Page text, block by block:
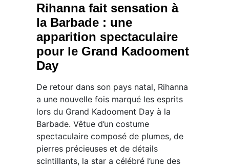
Rihanna fait sensation à
la Barbade : une
apparition spectaculaire
pour le Grand Kadooment
Day
De retour dans son pays natal, Rihanna
a une nouvelle fois marqué les esprits
lors du Grand Kadooment Day à la
Barbade. Vêtue d’un costume
spectaculaire composé de plumes, de
pierres précieuses et de détails
scintillants, la star a célébré l’une des